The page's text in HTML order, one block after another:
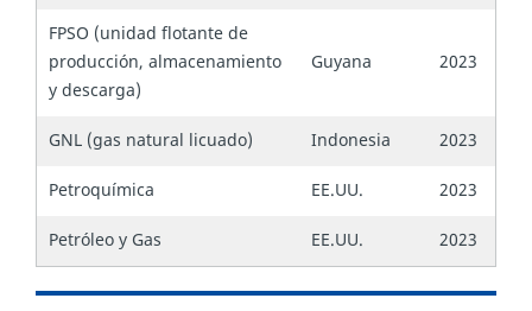
FPSO (unidad flotante de
producción, almacenamiento
y descarga)
Guyana 2023
GNL (gas natural licuado) Indonesia
2023
Petroquímica
EE.UU.
2023
Petróleo y Gas
EE.UU. 2023